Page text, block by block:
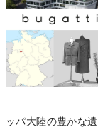
ッパ大陸の豊かな